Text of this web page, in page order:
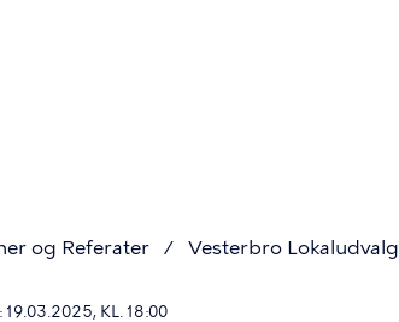
og Referater Vesterbro Lokaludvalg
KL. 18:00